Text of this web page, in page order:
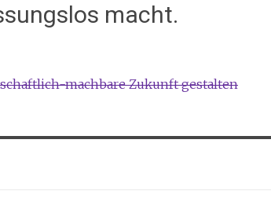
macht.
machbare Zukunft gestalten